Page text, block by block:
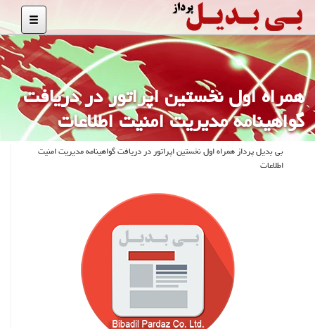
همراه اول نخستین اپراتور در دریافت
گواهینامه مدیریت امنیت اطلاعات
بی بدیل پرداز همراه اول نخستین اپراتور در دریافت گواهینامه مدیریت امنیت
اطلاعات